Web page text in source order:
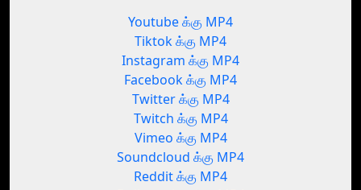
Youtube க்கு MP4
Tiktok க்கு MP4
Instagram க்கு MP4
Facebook க்கு MP4
Twitter க்கு MP4
Twitch க்கு MP4
Vimeo க்கு MP4
Soundcloud க்கு MP4
Reddit க்கு MP4